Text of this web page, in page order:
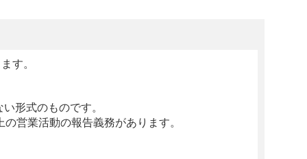
す。
形式のものです。
営業活動の報告義務があります。